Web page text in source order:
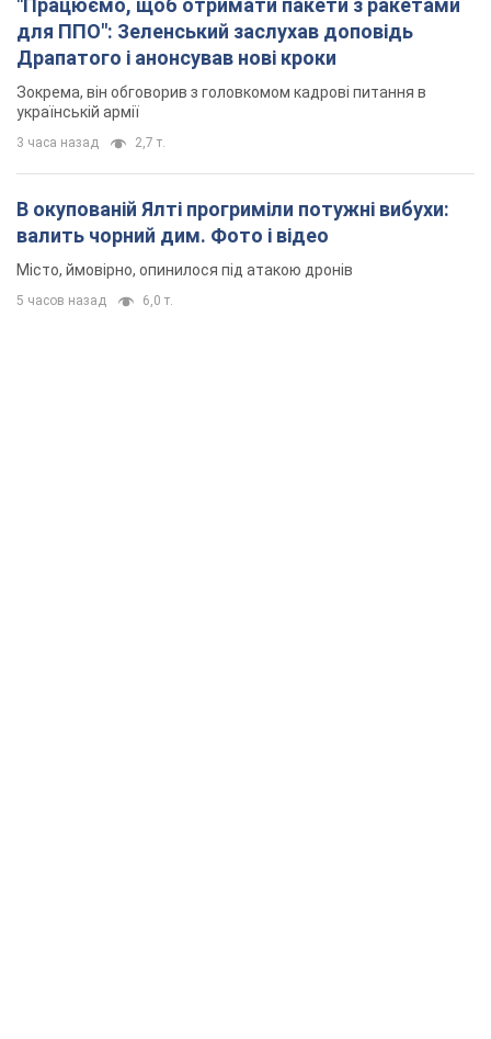
"Працюємо, щоб отримати пакети з ракетами
для ППО": Зеленський заслухав доповідь
Драпатого і анонсував нові кроки
Зокрема, він обговорив з головкомом кадрові питання в
українській армії
3 часа назад 2,7 т.
В окупованій Ялті прогриміли потужні вибухи:
валить чорний дим. Фото і відео
Місто, ймовірно, опинилося під атакою дронів
5 часов назад 6,0 т.